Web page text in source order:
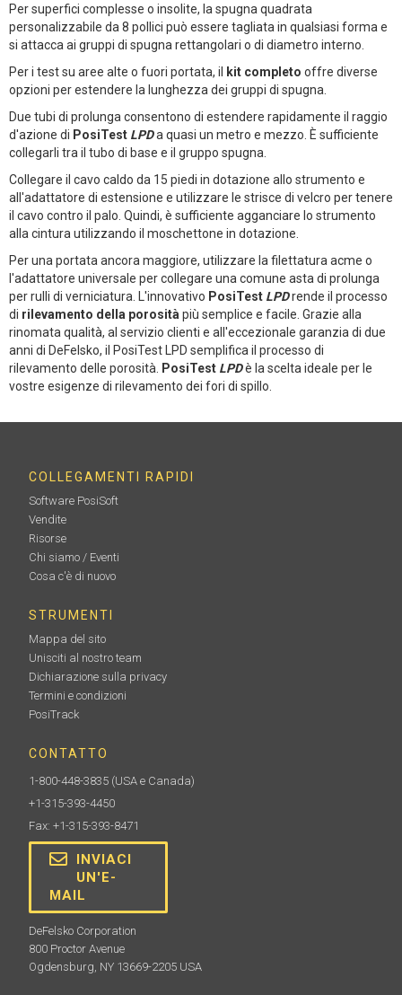
Per superfici complesse o insolite, la spugna quadrata
personalizzabile da 8 pollici può essere tagliata in qualsiasi forma e
si attacca ai gruppi di spugna rettangolari o di diametro interno.
Per i test su aree alte o fuori portata, il kit completo offre diverse
opzioni per estendere la lunghezza dei gruppi di spugna.
Due tubi di prolunga consentono di estendere rapidamente il raggio
d'azione di PosiTest LPDa quasi un metro e mezzo. È sufficiente
collegarli tra il tubo di base e il gruppo spugna.
Collegare il cavo caldo da 15 piedi in dotazione allo strumento e
all'adattatore di estensione e utilizzare le strisce di velcro per tenere
il cavo contro il palo. Quindi, è sufficiente agganciare lo strumento
alla cintura utilizzando il moschettone in dotazione.
Per una portata ancora maggiore, utilizzare la filettatura acme o
l'adattatore universale per collegare una comune asta di prolunga
per rulli di verniciatura. L'innovativo PosiTest LPDrende il processo
di rilevamento della porosità più semplice e facile. Grazie alla
rinomata qualità, al servizio clienti e all'eccezionale garanzia di due
anni di DeFelsko, il PosiTest LPD semplifica il processo di
rilevamento delle porosità. PosiTest LPDè la scelta ideale per le
vostre esigenze di rilevamento dei fori di spillo.
COLLEGAMENTI RAPIDI
Software PosiSoft
Vendite
Risorse
Chi siamo / Eventi
Cosa c'è di nuovo
STRUMENTI
Mappa del sito
Unisciti al nostro team
Dichiarazione sulla privacy
Termini e condizioni
PosiTrack
CONTATTO
1-800-448-3835 (USA e Canada)
+1-315-393-4450
Fax: +1-315-393-8471
INVIACI
UN'E-
MAIL
DeFelsko Corporation
800 Proctor Avenue
Ogdensburg, NY 13669-2205 USA